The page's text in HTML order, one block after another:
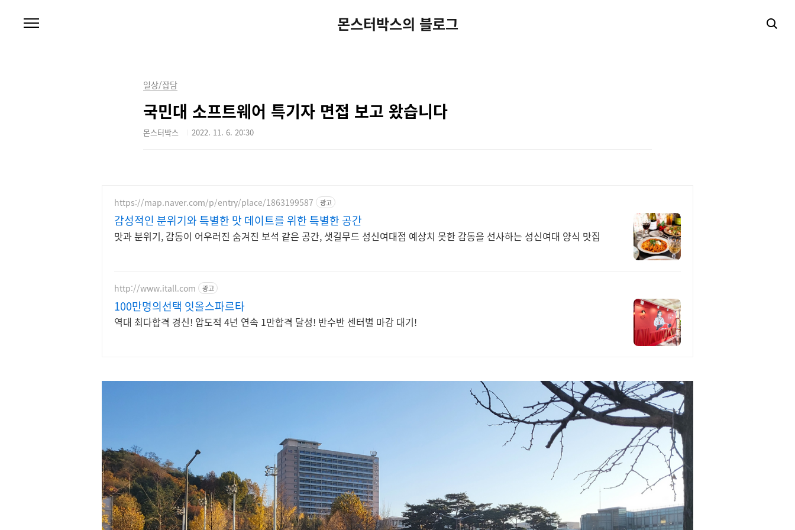
몬스터박스의 블로그
일상/잡담
국민대 소프트웨어 특기자 면접 보고 왔습니다
몬스터박스 2022. 11. 6. 20:30
https://map.naver.com/p/entry/place/1863199587 광고
감성적인 분위기와 특별한 맛 데이트를 위한 특별한 공간
맛과 분위기, 감동이 어우러진 숨겨진 보석 같은 공간, 샛길무드 성신여대점 예상치 못한 감동을 선사하는 성신여대 양식 맛집
http://www.itall.com 광고
100만명의선택 잇올스파르타
역대 최다합격 경신! 압도적 4년 연속 1만합격 달성! 반수반 센터별 마감 대기!